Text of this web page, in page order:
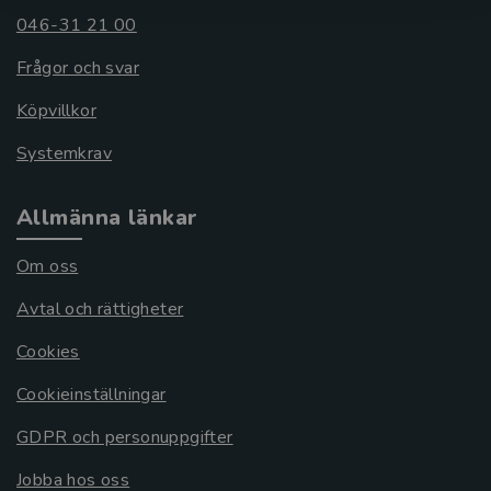
046-31 21 00
Frågor och svar
Köpvillkor
Systemkrav
Allmänna länkar
Om oss
Avtal och rättigheter
Cookies
Cookieinställningar
GDPR och personuppgifter
Jobba hos oss